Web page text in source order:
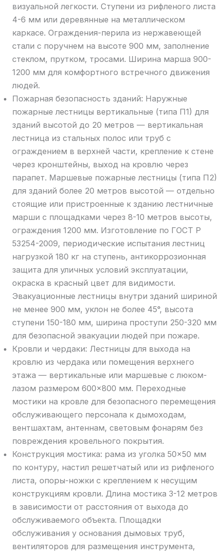
визуальной легкости. Ступени из рифленого листа
4-6 мм или деревянные на металлическом
каркасе. Ограждения-перила из нержавеющей
стали с поручнем на высоте 900 мм, заполнение
стеклом, прутком, тросами. Ширина марша 900-
1200 мм для комфортного встречного движения
людей.
Пожарная безопасность зданий: Наружные
пожарные лестницы вертикальные (типа П1) для
зданий высотой до 20 метров — вертикальная
лестница из стальных полос или труб с
ограждением в верхней части, крепление к стене
через кронштейны, выход на кровлю через
парапет. Маршевые пожарные лестницы (типа П2)
для зданий более 20 метров высотой — отдельно
стоящие или пристроенные к зданию лестничные
марши с площадками через 8-10 метров высоты,
ограждения 1200 мм. Изготовление по ГОСТ Р
53254-2009, периодические испытания лестниц
нагрузкой 180 кг на ступень, антикоррозионная
защита для уличных условий эксплуатации,
окраска в красный цвет для видимости.
Эвакуационные лестницы внутри зданий шириной
не менее 900 мм, уклон не более 45°, высота
ступени 150-180 мм, ширина проступи 250-320 мм
для безопасной эвакуации людей при пожаре.
Кровли и чердаки: Лестницы для выхода на
кровлю из чердака или помещения верхнего
этажа — вертикальные или маршевые с люком-
лазом размером 600×800 мм. Переходные
мостики на кровле для безопасного перемещения
обслуживающего персонала к дымоходам,
вентшахтам, антеннам, световым фонарям без
повреждения кровельного покрытия.
Конструкция мостика: рама из уголка 50×50 мм
по контуру, настил решетчатый или из рифленого
листа, опоры-ножки с креплением к несущим
конструкциям кровли. Длина мостика 3-12 метров
в зависимости от расстояния от выхода до
обслуживаемого объекта. Площадки
обслуживания у основания дымовых труб,
вентиляторов для размещения инструмента,